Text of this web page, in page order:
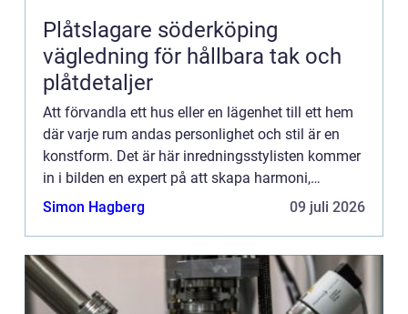
Plåtslagare söderköping
vägledning för hållbara tak och
plåtdetaljer
Att förvandla ett hus eller en lägenhet till ett hem
där varje rum andas personlighet och stil är en
konstform. Det är här inredningsstylisten kommer
in i bilden en expert på att skapa harmoni,
funktionalitet och s...
Simon Hagberg 09 juli 2026